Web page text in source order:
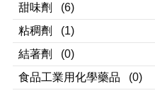
甜味劑
(6)
粘稠劑
(1)
結著劑
(0)
食品工業用化學藥品
(0)